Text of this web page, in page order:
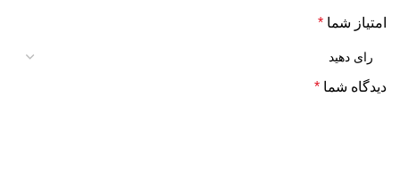
امتیاز شما *
دیدگاه شما *